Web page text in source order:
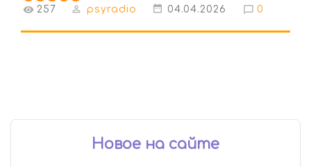
257 psyradio 04.04.2026 0
Новое на сайте